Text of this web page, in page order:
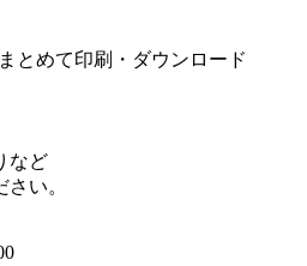
とめて印刷・ダウンロード
など
い。